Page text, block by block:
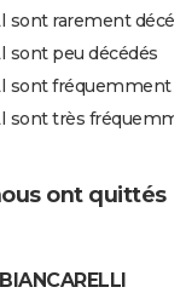
sont rarement
sont peu décédés
sont fréquemment
sont très
ont quittés